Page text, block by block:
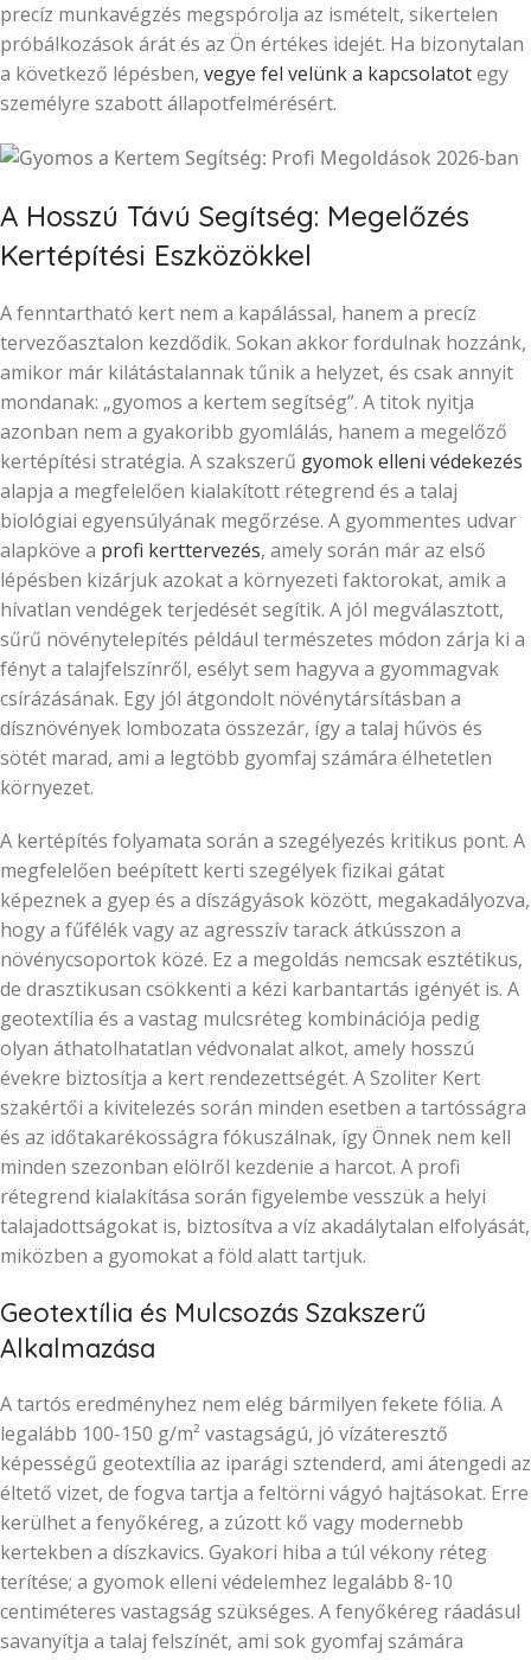
precíz munkavégzés megspórolja az ismételt, sikertelen
próbálkozások árát és az Ön értékes idejét. Ha bizonytalan
a következő lépésben, vegye fel velünk a kapcsolatotegy
személyre szabott állapotfelmérésért.
A Hosszú Távú Segítség: Megelőzés
Kertépítési Eszközökkel
A fenntartható kert nem a kapálással, hanem a precíz
tervezőasztalon kezdődik. Sokan akkor fordulnak hozzánk,
amikor már kilátástalannak tűnik a helyzet, és csak annyit
mondanak: „gyomos a kertem segítség”. A titok nyitja
azonban nem a gyakoribb gyomlálás, hanem a megelőző
kertépítési stratégia. A szakszerű gyomok elleni védekezés
alapja a megfelelően kialakított rétegrend és a talaj
biológiai egyensúlyának megőrzése. A gyommentes udvar
alapköve a profi kerttervezés, amely során már az első
lépésben kizárjuk azokat a környezeti faktorokat, amik a
hívatlan vendégek terjedését segítik. A jól megválasztott,
sűrű növénytelepítés például természetes módon zárja ki a
fényt a talajfelszínről, esélyt sem hagyva a gyommagvak
csírázásának. Egy jól átgondolt növénytársításban a
dísznövények lombozata összezár, így a talaj hűvös és
sötét marad, ami a legtöbb gyomfaj számára élhetetlen
környezet.
A kertépítés folyamata során a szegélyezés kritikus pont. A
megfelelően beépített kerti szegélyek fizikai gátat
képeznek a gyep és a díszágyások között, megakadályozva,
hogy a fűfélék vagy az agresszív tarack átkússzon a
növénycsoportok közé. Ez a megoldás nemcsak esztétikus,
de drasztikusan csökkenti a kézi karbantartás igényét is. A
geotextília és a vastag mulcsréteg kombinációja pedig
olyan áthatolhatatlan védvonalat alkot, amely hosszú
évekre biztosítja a kert rendezettségét. A Szoliter Kert
szakértői a kivitelezés során minden esetben a tartósságra
és az időtakarékosságra fókuszálnak, így Önnek nem kell
minden szezonban elölről kezdenie a harcot. A profi
rétegrend kialakítása során figyelembe vesszük a helyi
talajadottságokat is, biztosítva a víz akadálytalan elfolyását,
miközben a gyomokat a föld alatt tartjuk.
Geotextília és Mulcsozás Szakszerű
Alkalmazása
A tartós eredményhez nem elég bármilyen fekete fólia. A
legalább 100-150 g/m² vastagságú, jó vízáteresztő
képességű geotextília az iparági sztenderd, ami átengedi az
éltető vizet, de fogva tartja a feltörni vágyó hajtásokat. Erre
kerülhet a fenyőkéreg, a zúzott kő vagy modernebb
kertekben a díszkavics. Gyakori hiba a túl vékony réteg
terítése; a gyomok elleni védelemhez legalább 8-10
centiméteres vastagság szükséges. A fenyőkéreg ráadásul
savanyítja a talaj felszínét, ami sok gyomfaj számára